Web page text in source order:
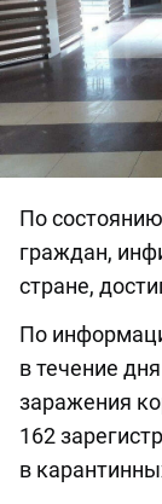
По
граждан,
стране,
По
в течение
заражения
162
в